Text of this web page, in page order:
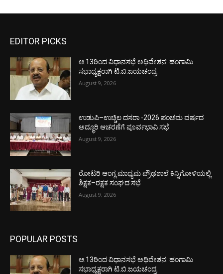
EDITOR PICKS
ಆ.13ರಿಂದ ವಿಧಾನಸಭೆ ಅಧಿವೇಶನ: ಹಂಗಾಮಿ
ಸಭಾಧ್ಯಕ್ಷರಾಗಿ ಟಿ.ಬಿ.ಜಯಚಂದ್ರ
August 9, 2026
ಉಡುಪಿ–ಉಚ್ಚಿಲ ದಸರಾ -2026 ಪಂಚಮ ವರ್ಷದ
ಅದ್ಧೂರಿ ಆಚರಣೆಗೆ ಪೂರ್ವಭಾವಿ ಸಭೆ
August 9, 2026
ರೋಟರಿ ಆಂಗ್ಲ ಮಾಧ್ಯಮ ಪ್ರೌಢಶಾಲೆ ಕಿನ್ನಿಗೋಳಿಯಲ್ಲಿ
ಶಿಕ್ಷಕ–ರಕ್ಷಕ ಸಂಘದ ಸಭೆ
August 9, 2026
POPULAR POSTS
ಆ.13ರಿಂದ ವಿಧಾನಸಭೆ ಅಧಿವೇಶನ: ಹಂಗಾಮಿ
ಸಭಾಧ್ಯಕ್ಷರಾಗಿ ಟಿ.ಬಿ.ಜಯಚಂದ್ರ